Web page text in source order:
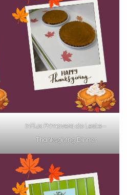
inFlux Primavera do Leste –
Thanksgiving Dinner